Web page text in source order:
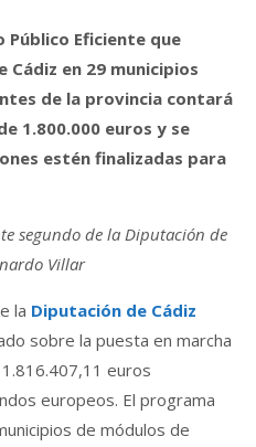
Público Eficiente que
en 29 municipios
de la provincia contará
1.800.000 euros y se
estén finalizadas para
segundo de la Diputación de
Villar
la Diputación de Cádiz
sobre la puesta en marcha
euros
europeos. El programa
de módulos de